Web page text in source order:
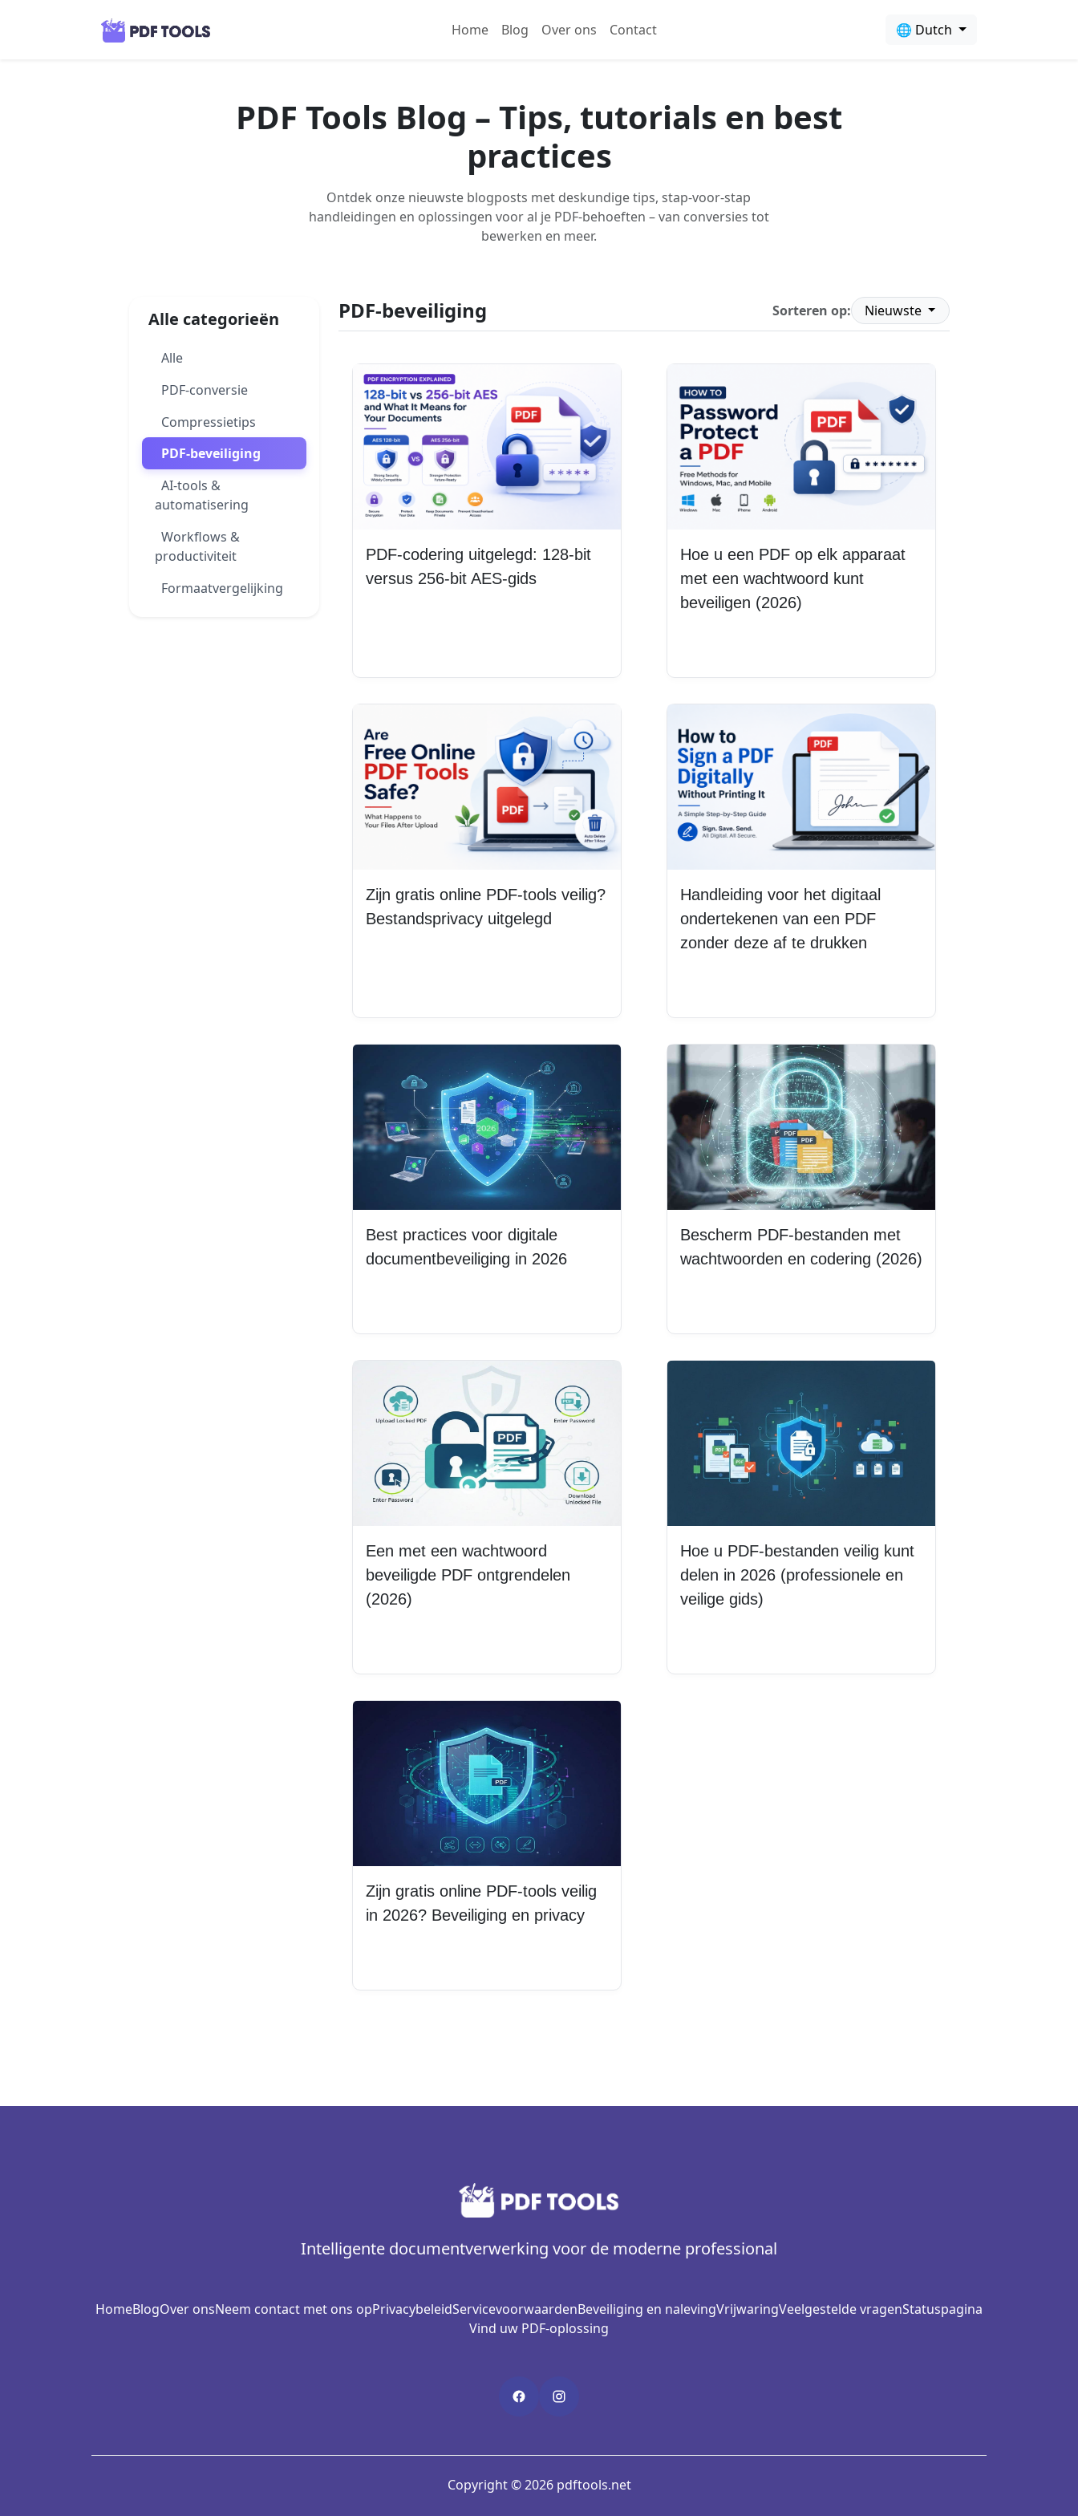
Home Blog Over ons Contact 🌐 Dutch
PDF Tools Blog – Tips, tutorials en best
practices
Ontdek onze nieuwste blogposts met deskundige tips, stap-voor-stap
handleidingen en oplossingen voor al je PDF-behoeften – van conversies tot
bewerken en meer.
Alle categorieën
Alle
PDF-conversie
Compressietips
PDF-beveiliging
AI-tools &
automatisering
Workflows &
productiviteit
Formaatvergelijking
PDF-beveiliging Sorteren op: Nieuwste
PDF-codering uitgelegd: 128-bit
versus 256-bit AES-gids
Hoe u een PDF op elk apparaat
met een wachtwoord kunt
beveiligen (2026)
Zijn gratis online PDF-tools veilig?
Bestandsprivacy uitgelegd
Handleiding voor het digitaal
ondertekenen van een PDF
zonder deze af te drukken
Best practices voor digitale
documentbeveiliging in 2026
Bescherm PDF-bestanden met
wachtwoorden en codering (2026)
Een met een wachtwoord
beveiligde PDF ontgrendelen
(2026)
Hoe u PDF-bestanden veilig kunt
delen in 2026 (professionele en
veilige gids)
Zijn gratis online PDF-tools veilig
in 2026? Beveiliging en privacy
Intelligente documentverwerking voor de moderne professional
HomeBlogOver onsNeem contact met ons opPrivacybeleidServicevoorwaardenBeveiliging en nalevingVrijwaringVeelgestelde vragenStatuspagina
Vind uw PDF-oplossing
Copyright © 2026 pdftools.net